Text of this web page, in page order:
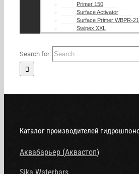
Primer 150
Surface Activator
Surface Primer WBPR-
Swipex XXL
Search for:
Каталог производителей
Аквабарьер (Аквастоп)